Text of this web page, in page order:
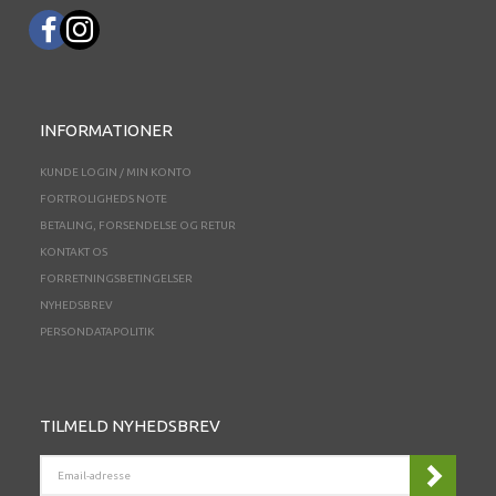
INFORMATIONER
KUNDE LOGIN / MIN KONTO
FORTROLIGHEDS NOTE
BETALING, FORSENDELSE OG RETUR
KONTAKT OS
FORRETNINGSBETINGELSER
NYHEDSBREV
PERSONDATAPOLITIK
TILMELD NYHEDSBREV
ADRESSE